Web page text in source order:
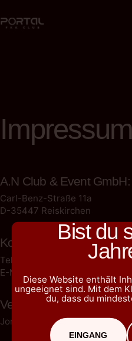
Impressum
A.N Club & Event GmbH:
Carl-Benz-Straße 11a
D-35447 Reiskirchen
Kontakt:
Telefon: +49 6408 5490060
E-Mail: info@fkk-portal.de
Vertreten durch den
Jonas Dekkert
Bist du
Diese Website enthält
ungeeignet sind. Mit dem
du, dass du
EINGANG